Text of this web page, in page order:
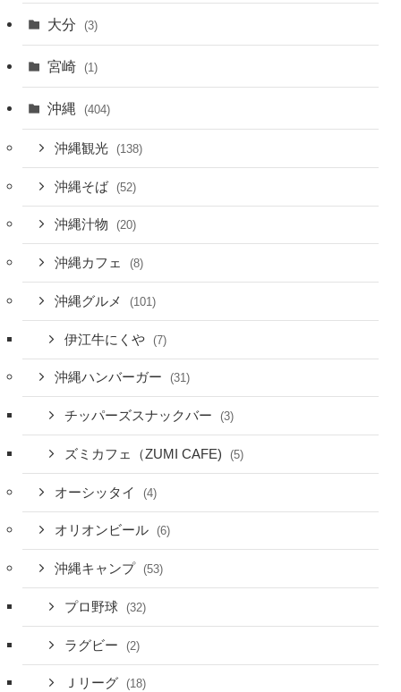
大分 (3)
宮崎 (1)
沖縄 (404)
沖縄観光 (138)
沖縄そば (52)
沖縄汁物 (20)
沖縄カフェ (8)
沖縄グルメ (101)
伊江牛にくや (7)
沖縄ハンバーガー (31)
チッパーズスナックバー (3)
ズミカフェ（ZUMI CAFE) (5)
オーシッタイ (4)
オリオンビール (6)
沖縄キャンプ (53)
プロ野球 (32)
ラグビー (2)
Ｊリーグ (18)